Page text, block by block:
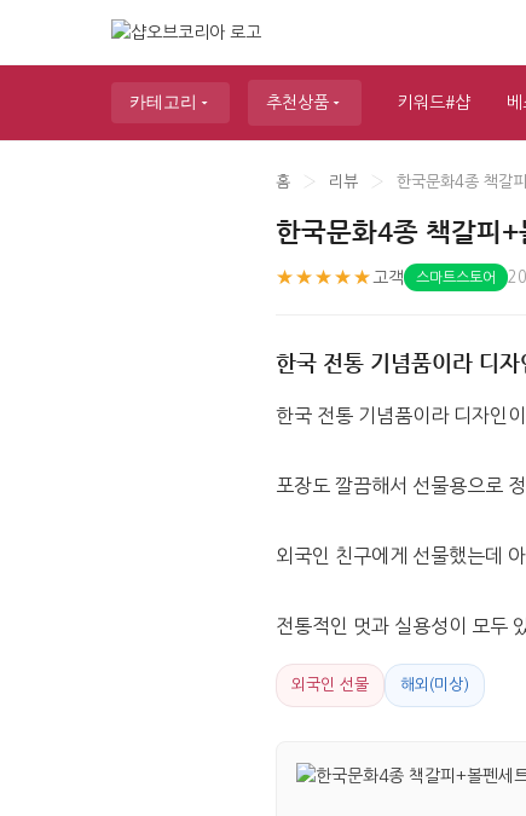
카테고리 추천상품 키워드#샵
홈 › 리뷰 › 한국문화4종 책갈
한국문화4종 책갈피
★★★★★ 고객 스마트스토어
한국 전통 기념품이라 디
한국 전통 기념품이라 디자인
포장도 깔끔해서 선물용으로
외국인 친구에게 선물했는데
전통적인 멋과 실용성이 모두
외국인 선물 해외(미상)